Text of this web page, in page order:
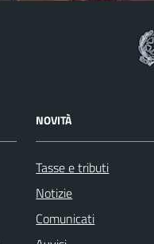
NOVITÀ
Tasse e tributi
Notizie
Comunicati